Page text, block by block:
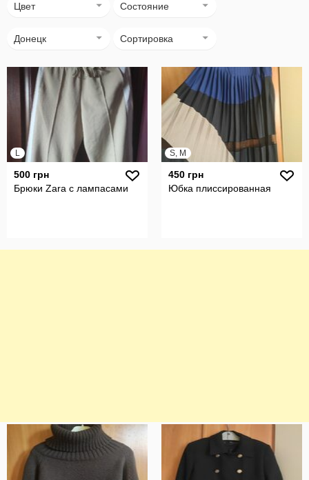
Цвет Состояние
Донецк Сортировка
L
500 грн
Брюки Zara с лампасами
S, M
450 грн
Юбка плиссированная